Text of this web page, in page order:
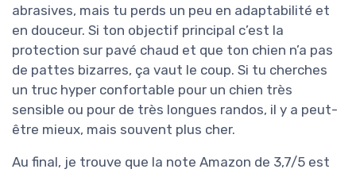
abrasives, mais tu perds un peu en adaptabilité et
en douceur. Si ton objectif principal c’est la
protection sur pavé chaud et que ton chien n’a pas
de pattes bizarres, ça vaut le coup. Si tu cherches
un truc hyper confortable pour un chien très
sensible ou pour de très longues randos, il y a peut-
être mieux, mais souvent plus cher.
Au final, je trouve que la note Amazon de 3,7/5 est